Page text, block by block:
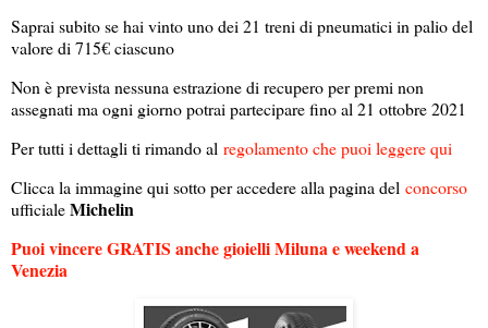
Saprai subito se hai vinto uno dei 21 treni di pneumatici in palio del
valore di 715€ ciascuno
Non è prevista nessuna estrazione di recupero per premi non
assegnati ma ogni giorno potrai partecipare fino al 21 ottobre 2021
Per tutti i dettagli ti rimando al regolamento che puoi leggere qui
Clicca la immagine qui sotto per accedere alla pagina del concorso
ufficialeMichelin
Puoi vincere GRATIS anche gioielli Miluna e weekend a
Venezia